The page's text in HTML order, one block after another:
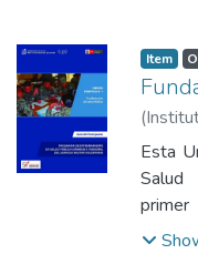
Item
(
Liliana;
Esta
Salud
primer